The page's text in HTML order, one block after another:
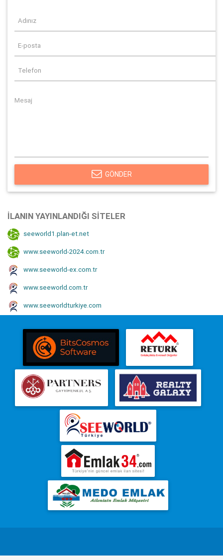
GÖNDER
İLANIN YAYINLANDIĞI SITELER
seeworld1.plan-et.net
www.seeworld-2024.com.tr
www.seeworld-ex.com.tr
www.seeworld.com.tr
www.seeworldturkiye.com